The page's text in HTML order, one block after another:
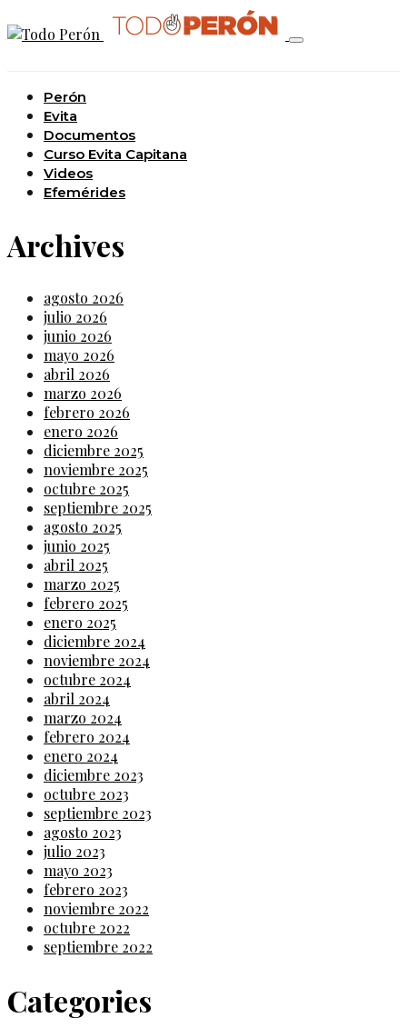
Perón
Evita
Documentos
Curso Evita Capitana
Videos
Efemérides
Archives
agosto 2026
julio 2026
junio 2026
mayo 2026
abril 2026
marzo 2026
febrero 2026
enero 2026
diciembre 2025
noviembre 2025
octubre 2025
septiembre 2025
agosto 2025
junio 2025
abril 2025
marzo 2025
febrero 2025
enero 2025
diciembre 2024
noviembre 2024
octubre 2024
abril 2024
marzo 2024
febrero 2024
enero 2024
diciembre 2023
octubre 2023
septiembre 2023
agosto 2023
julio 2023
mayo 2023
febrero 2023
noviembre 2022
octubre 2022
septiembre 2022
Categories